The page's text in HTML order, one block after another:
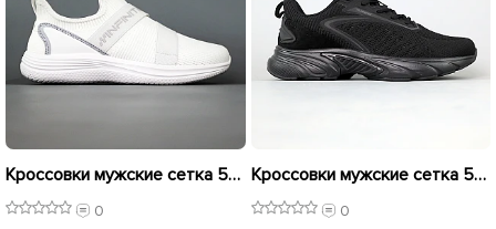
Кроссовки мужские сетка 594643 Белые распродажа
0
Кроссовки мужские сетка 594650 Черные
0